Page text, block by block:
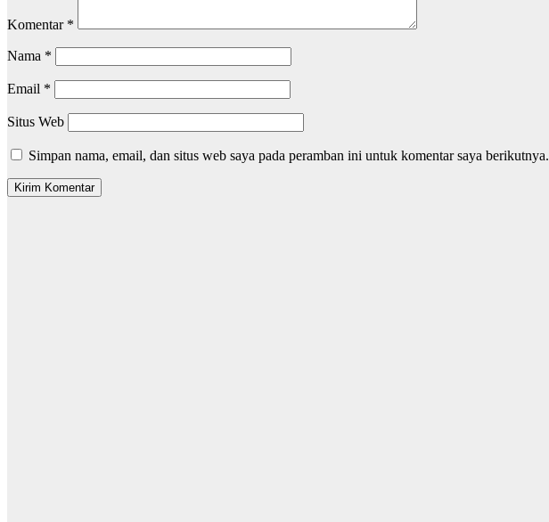
Komentar *
Nama *
Email *
Situs Web
Simpan nama, email, dan situs web saya pada peramban ini untuk komentar saya berikutnya.